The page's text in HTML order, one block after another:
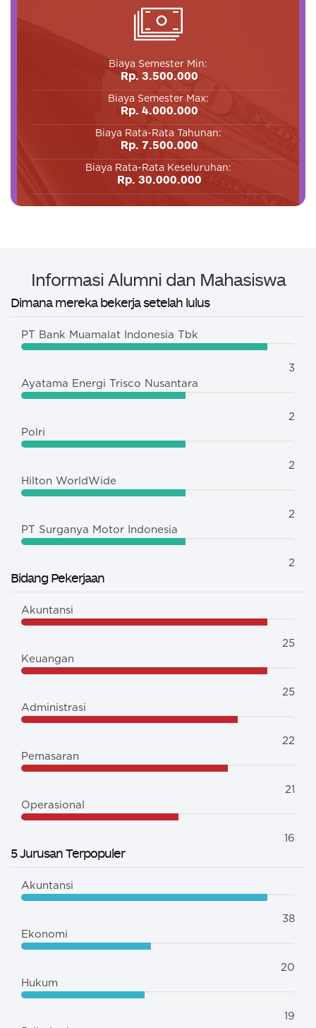
Biaya Semester Min:
Rp. 3.500.000
Biaya Semester Max:
Rp. 4.000.000
Biaya Rata-Rata Tahunan:
Rp. 7.500.000
Biaya Rata-Rata Keseluruhan:
Rp. 30.000.000
Informasi Alumni dan Mahasiswa
Dimana mereka bekerja setelah lulus
PT Bank Muamalat Indonesia Tbk
3
Ayatama Energi Trisco Nusantara
2
Polri
2
Hilton WorldWide
2
PT Surganya Motor Indonesia
2
Bidang Pekerjaan
Akuntansi
25
Keuangan
25
Administrasi
22
Pemasaran
21
Operasional
16
5 Jurusan Terpopuler
Akuntansi
38
Ekonomi
20
Hukum
19